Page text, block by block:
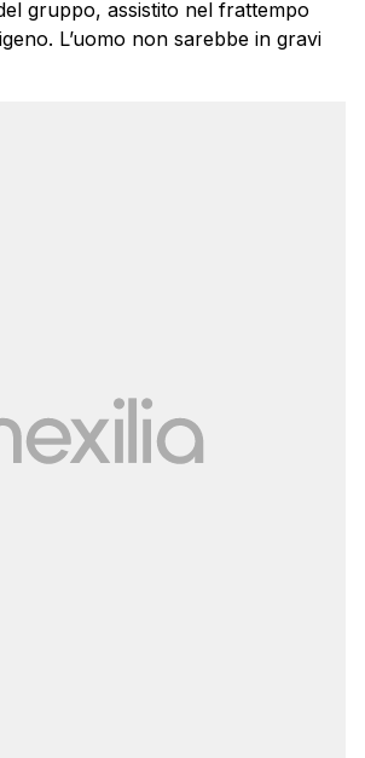
gruppo, assistito nel frattempo
L’uomo non sarebbe in gravi